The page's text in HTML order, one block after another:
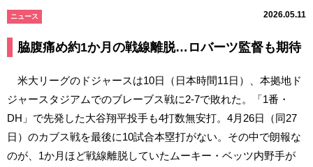
ニュース 2026.05.11
脇腹痛め約1か月の戦線離脱…ロバーツ監督も期待
米大リーグのドジャースは10日（日本時間11日）、本拠地ド
ジャースタジアムでのブレーブス戦に2-7で敗れた。「1番・
DH」で先発した大谷翔平投手も4打数無安打。4月26日（同27
日）のカブス戦を最後に10試合本塁打がない。その中で朗報な
のが、1か月ほど戦線離脱していたムーキー・ベッツ内野手が